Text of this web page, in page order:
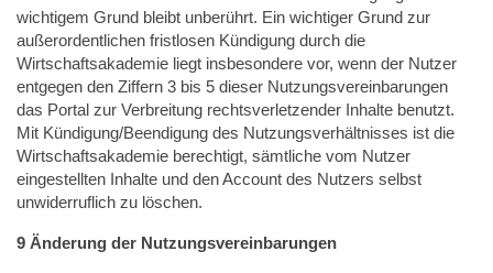
wichtigem Grund bleibt unberührt. Ein wichtiger Grund zur
außerordentlichen fristlosen Kündigung durch die
Wirtschaftsakademie liegt insbesondere vor, wenn der Nutzer
entgegen den Ziffern 3 bis 5 dieser Nutzungsvereinbarungen
das Portal zur Verbreitung rechtsverletzender Inhalte benutzt.
Mit Kündigung/Beendigung des Nutzungsverhältnisses ist die
Wirtschaftsakademie berechtigt, sämtliche vom Nutzer
eingestellten Inhalte und den Account des Nutzers selbst
unwiderruflich zu löschen.
9 Änderung der Nutzungsvereinbarungen